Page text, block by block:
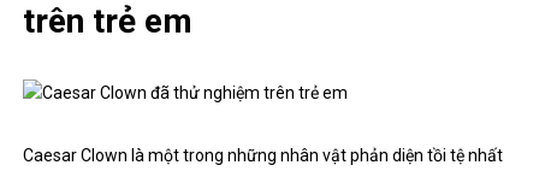
trên trẻ em
Caesar Clown là một trong những nhân vật phản diện tồi tệ nhất